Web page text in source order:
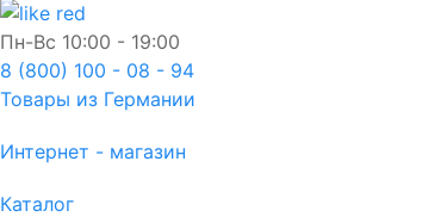
Пн-Вс 10:00 - 19:00
8 (800) 100 - 08 - 94
Товары из Германии
Интернет - магазин
Каталог